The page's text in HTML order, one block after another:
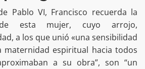
Pablo VI, Francisco recuerda la
de esta mujer, cuyo arrojo,
a los que unió «una sensibilidad
espiritual hacia todos
a su obra”, son “un